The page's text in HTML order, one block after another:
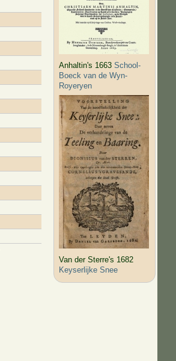
Anhaltin's 1663School-
Boeck van de Wyn-
Royeryen
Van der Sterre's 1682
Keyserlijke Snee